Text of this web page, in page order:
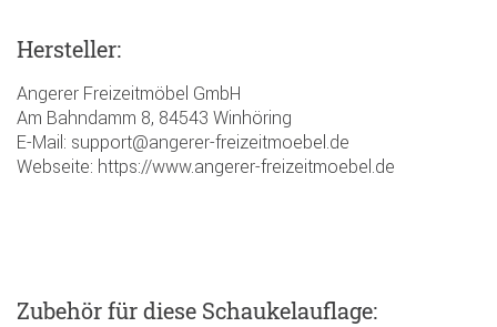
Hersteller:
Angerer Freizeitmöbel GmbH
Am Bahndamm 8, 84543 Winhöring
E-Mail: support@angerer-freizeitmoebel.de
Webseite: https://www.angerer-freizeitmoebel.de
Zubehörfür diese Schaukelauflage: